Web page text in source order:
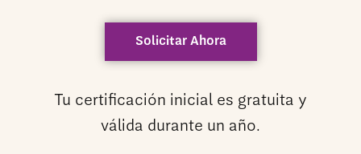
Solicitar Ahora
Tu certificación inicial es gratuita y
válida durante un año.